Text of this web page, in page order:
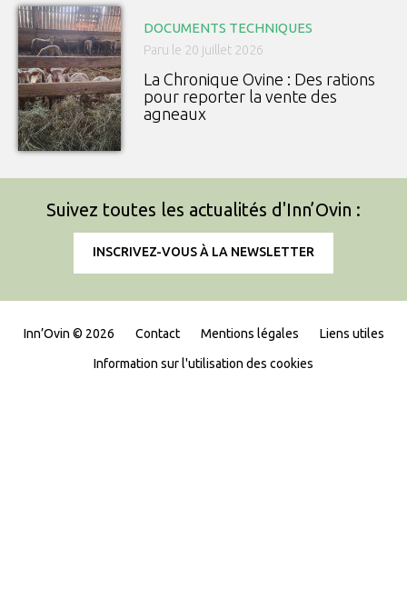
DOCUMENTS TECHNIQUES
Paru le 20 juillet 2026
La Chronique Ovine : Des rations
pour reporter la vente des
agneaux
Suivez toutes les actualités d'Inn’Ovin :
INSCRIVEZ-VOUS À LA NEWSLETTER
Inn’Ovin © 2026 Contact Mentions légales Liens utiles
Information sur l'utilisation des cookies